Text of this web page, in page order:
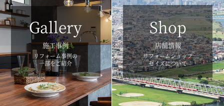
Gallery
施工事例
リフォーム事例の
一部をご紹介
Shop
店舗情報
リフォームショップ
セイズについて